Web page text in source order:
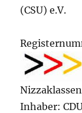
(CSU) e.V.
Inhaber: